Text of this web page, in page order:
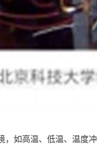
如高温、低温、温度